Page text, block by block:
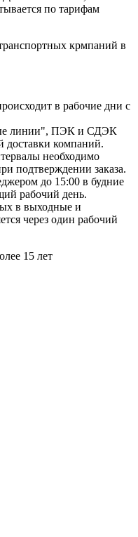
по тарифам
крмпаний в
в рабочие дни с
линии", ПЭК и СДЭК
доставки компаний.
необходимо
подтверждении заказа.
до 15:00 в будние
рабочий день.
в выходные и
через один рабочий
15 лет